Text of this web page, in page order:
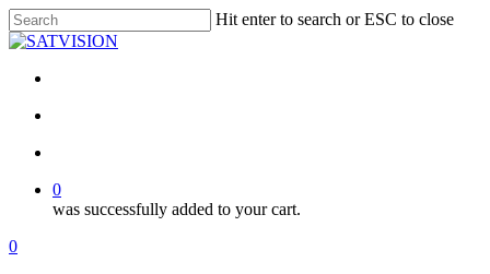
Skip
to
content
Hit enter to search or ESC to close
Close
0
was successfully added to your cart.
Menu
search
account
0